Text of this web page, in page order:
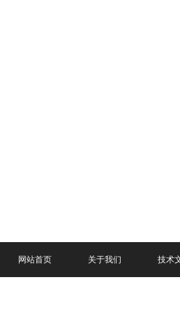
网站首页 关于我们 技术